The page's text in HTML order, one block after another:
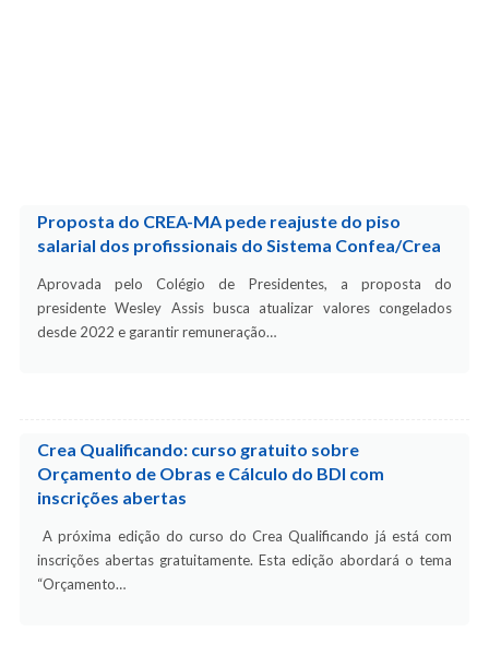
Proposta do CREA-MA pede reajuste do piso
salarial dos profissionais do Sistema Confea/Crea
Aprovada pelo Colégio de Presidentes, a proposta do
presidente Wesley Assis busca atualizar valores congelados
desde 2022 e garantir remuneração…
Crea Qualificando: curso gratuito sobre
Orçamento de Obras e Cálculo do BDI com
inscrições abertas
A próxima edição do curso do Crea Qualificando já está com
inscrições abertas gratuitamente. Esta edição abordará o tema
“Orçamento…